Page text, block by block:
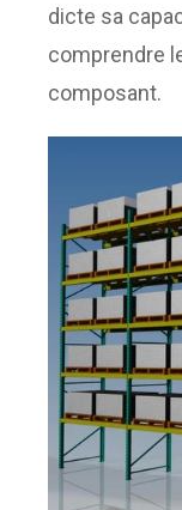
dicte sa
comprendre
composant.